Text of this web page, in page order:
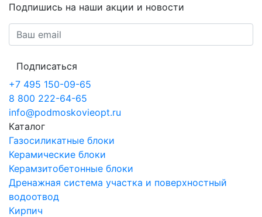
Подпишись на наши акции и новости
Подписаться
+7 495 150-09-65
8 800 222-64-65
info@podmoskovieopt.ru
Каталог
Газосиликатные блоки
Керамические блоки
Керамзитобетонные блоки
Дренажная система участка и поверхностный
водоотвод
Кирпич